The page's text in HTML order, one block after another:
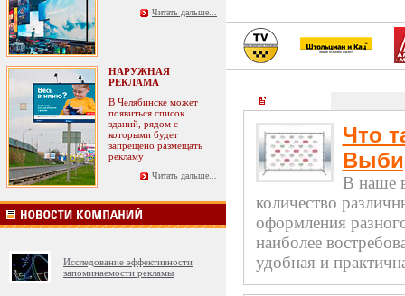
Читать дальше...
НАРУЖНАЯ
РЕКЛАМА
В Челябинске может
появиться список
зданий, рядом с
которыми будет
запрещено размещать
рекламу
Читать дальше...
Исследование эффективности
запоминаемости рекламы
Что
В наше
количество
оформления
наиболее
удобная и